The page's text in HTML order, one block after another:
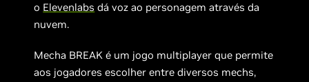
o Elevenlabs dá voz ao personagem através da
nuvem.
Mecha BREAK é um jogo multiplayer que permite
aos jogadores escolher entre diversos mechs,